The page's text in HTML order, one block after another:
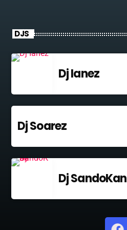
DJS
Dj Ianez
Dj Soarez
Dj SandoKan